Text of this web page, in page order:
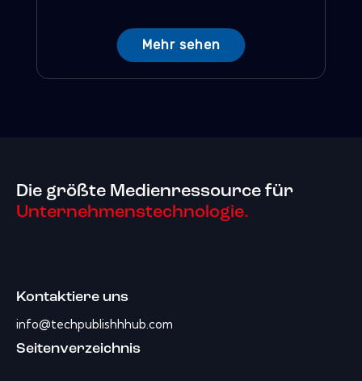
Mehr sehen
Die größte Medienressource für
Unternehmenstechnologie.
Kontaktiere uns
info@techpublishhhub.com
Seitenverzeichnis